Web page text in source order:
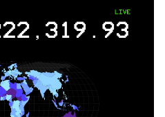
English